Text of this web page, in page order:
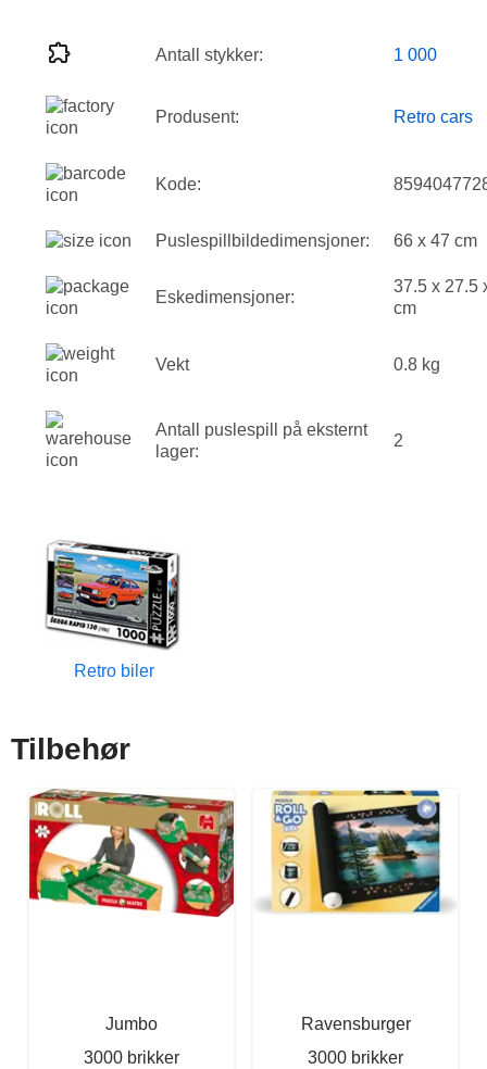
Antall stykker: 1 000
Produsent: Retro cars
Kode:
Puslespillbildedimensjoner: 66 x 47 cm
Eskedimensjoner:
37.5 x 27.5
cm
Vekt 0.8 kg
Antall puslespill på eksternt
lager:
2
Retro biler
Tilbehør
Jumbo
3000 brikker
Ravensburger
3000 brikker